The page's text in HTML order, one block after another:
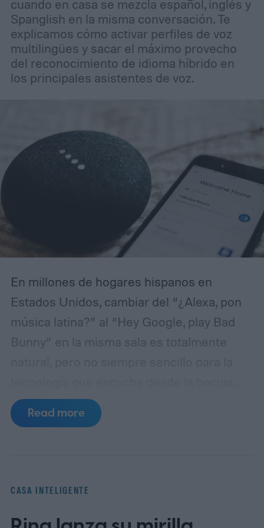
cuando en casa se mezcla español, inglés y
Spanglish en la misma conversación. Te
explicamos cómo activar perfiles de voz
multilingües y sacar el máximo provecho
del reconocimiento de idioma híbrido en
los principales asistentes de voz.
En millones de hogares hispanos en
Estados Unidos, cambiar del “¿Alexa, pon
música latina?” al “Hey Google, play Bad
Bunny” en la misma sala es totalmente
inteligente. El bilingüismo y la fluidez
lingüística forman parte de la identidad
asistentes de voz han avanzado rápido para
Read more
CASA INTELIGENTE